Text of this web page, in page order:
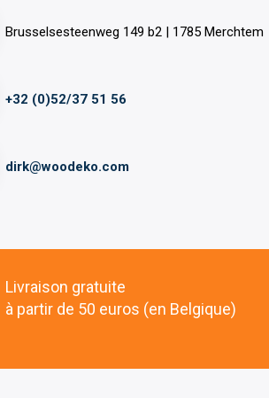
Brusselsesteenweg 149 b2 | 1785 Merchtem
+32 (0)52/37 51 56
dirk@woodeko.com
Livraison gratuite
à partir de 50 euros (en Belgique)